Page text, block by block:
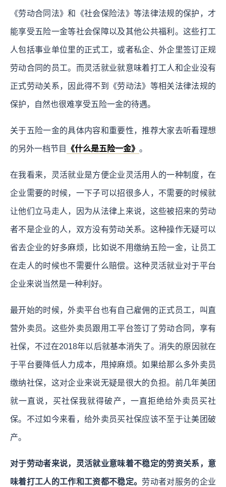
《劳动合同法》和《社会保险法》等法律法规的保护，才
能享受五险一金等社会保障以及其他公共福利。这些打工
人包括事业单位里的正式工，或者私企、外企里签订正规
劳动合同的员工。而灵活就业就意味着打工人和企业没有
正式劳动关系，因此得不到《劳动法》等相关法律法规的
保护，自然也很难享受五险一金的待遇。
关于五险一金的具体内容和重要性，推荐大家去听看理想
的另外一档节目 《什么是五险一金》 。
在我看来，灵活就业是方便企业灵活用人的一种制度，在
企业需要的时候，一下子可以招很多人，不需要的时候就
让他们立马走人，因为从法律上来说，这些被招来的劳动
者不是企业的人，双方没有劳动关系。这种操作无疑可以
省去企业的好多麻烦，比如说不用缴纳五险一金，让员工
在走人的时候也不需要什么赔偿。这种灵活就业对于平台
企业来说当然是一种利好。
最开始的时候，外卖平台也有自己雇佣的正式员工，叫直
营外卖员。这些外卖员跟用工平台签订了劳动合同，享有
社保，不过在2018年以后就基本消失了。消失的原因就在
于平台要降低人力成本，甩掉麻烦。如果给那么多外卖员
缴纳社保，这对企业来说无疑是很大的负担。 前几年美团
就一直说，买社保我就得破产，一直拒绝给外卖员买社
保。不过如今来看，给外卖员买社保应该不至于让美团破
产。
对于劳动者来说，灵活就业意味着不稳定的劳资关系，意
味着打工人的工作和工资都不稳定。 劳动者对服务的企业